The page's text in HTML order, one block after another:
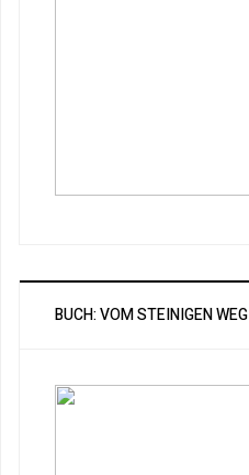
BUCH: VOM STEINIGEN WEG